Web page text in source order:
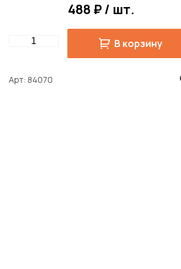
488 ₽ / шт.
Quantity В корзину
Арт 84070